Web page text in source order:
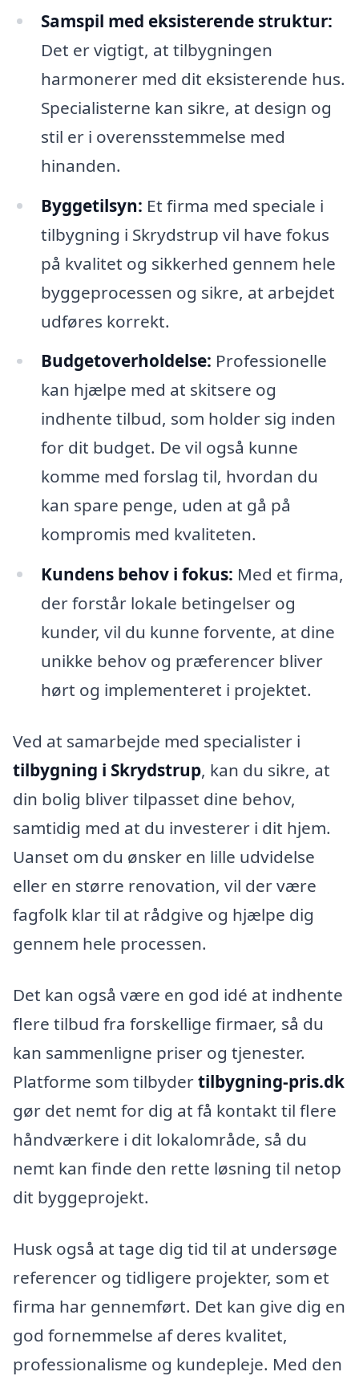
Samspil med eksisterende struktur:
Det er vigtigt, at tilbygningen
harmonerer med dit eksisterende hus.
Specialisterne kan sikre, at design og
stil er i overensstemmelse med
hinanden.
Byggetilsyn: Et firma med speciale i
tilbygning i Skrydstrup vil have fokus
på kvalitet og sikkerhed gennem hele
byggeprocessen og sikre, at arbejdet
udføres korrekt.
Budgetoverholdelse: Professionelle
kan hjælpe med at skitsere og
indhente tilbud, som holder sig inden
for dit budget. De vil også kunne
komme med forslag til, hvordan du
kan spare penge, uden at gå på
kompromis med kvaliteten.
Kundens behov i fokus: Med et firma,
der forstår lokale betingelser og
kunder, vil du kunne forvente, at dine
unikke behov og præferencer bliver
hørt og implementeret i projektet.
Ved at samarbejde med specialister i
tilbygning i Skrydstrup, kan du sikre, at
din bolig bliver tilpasset dine behov,
samtidig med at du investerer i dit hjem.
Uanset om du ønsker en lille udvidelse
eller en større renovation, vil der være
fagfolk klar til at rådgive og hjælpe dig
gennem hele processen.
Det kan også være en god idé at indhente
flere tilbud fra forskellige firmaer, så du
kan sammenligne priser og tjenester.
Platforme som tilbydertilbygning-pris.dk
gør det nemt for dig at få kontakt til flere
håndværkere i dit lokalområde, så du
nemt kan finde den rette løsning til netop
dit byggeprojekt.
Husk også at tage dig tid til at undersøge
referencer og tidligere projekter, som et
firma har gennemført. Det kan give dig en
god fornemmelse af deres kvalitet,
professionalisme og kundepleje. Med den